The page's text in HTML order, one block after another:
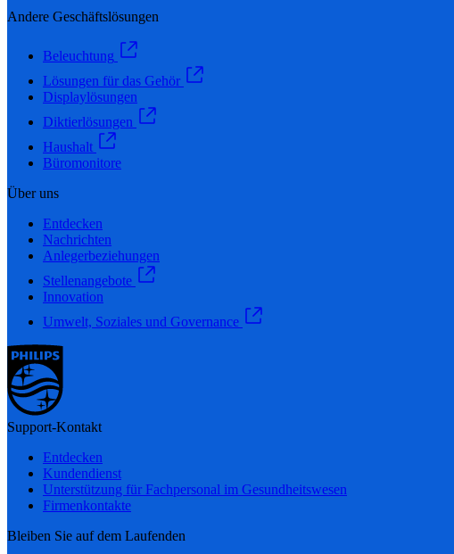
Andere Geschäftslösungen
Beleuchtung
Lösungen für das Gehör
Displaylösungen
Diktierlösungen
Haushalt
Büromonitore
Über uns
Entdecken
Nachrichten
Anlegerbeziehungen
Stellenangebote
Innovation
Umwelt, Soziales und Governance
Support-Kontakt
Entdecken
Kundendienst
Unterstützung für Fachpersonal im Gesundheitswesen
Firmenkontakte
Bleiben Sie auf dem Laufenden